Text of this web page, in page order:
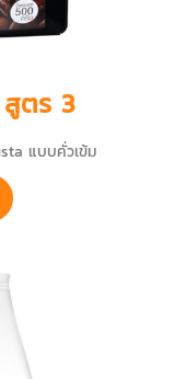
ตร 3
แบบคั่วเข้ม